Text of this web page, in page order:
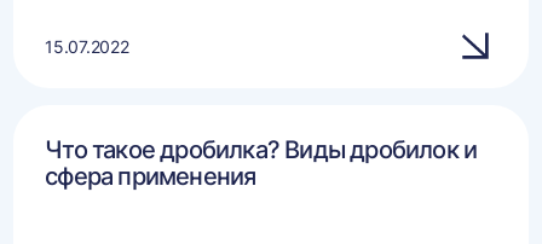
15.07.2022
Что такое дробилка? Виды дробилок и
сфера применения